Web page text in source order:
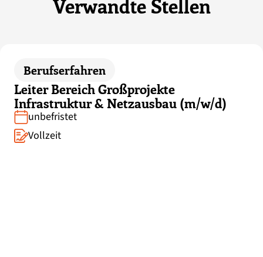
Verwandte Stellen
Berufserfahren
Leiter Bereich Großprojekte
Infrastruktur & Netzausbau (m/w/d)
unbefristet
Vollzeit